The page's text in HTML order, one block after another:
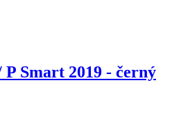
Smart 2019 - černý